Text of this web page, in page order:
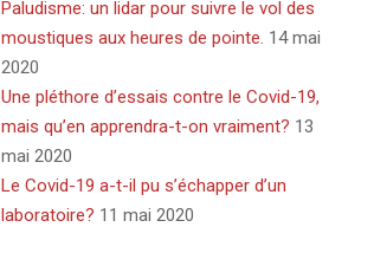
Paludisme: un lidar pour suivre le vol des
moustiques aux heures de pointe. 14 mai
2020
Une pléthore d’essais contre le Covid-19,
mais qu’en apprendra-t-on vraiment? 13
mai 2020
Le Covid-19 a-t-il pu s’échapper d’un
laboratoire? 11 mai 2020